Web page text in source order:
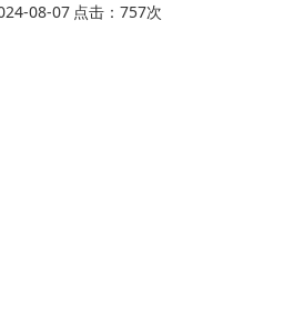
08-07 点击：757次